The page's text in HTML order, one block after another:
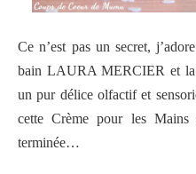
Ce n’est pas un secret,
bain LAURA MERCIER et la
un pur délice olfactif et
cette Crème pour les
terminée…